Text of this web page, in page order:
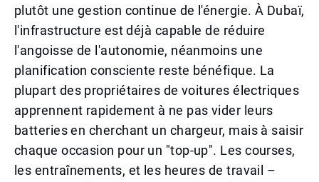
plutôt une gestion continue de l'énergie. À Dubaï,
l'infrastructure est déjà capable de réduire
l'angoisse de l'autonomie, néanmoins une
planification consciente reste bénéfique. La
plupart des propriétaires de voitures électriques
apprennent rapidement à ne pas vider leurs
batteries en cherchant un chargeur, mais à saisir
chaque occasion pour un "top-up". Les courses,
les entraînements, et les heures de travail –